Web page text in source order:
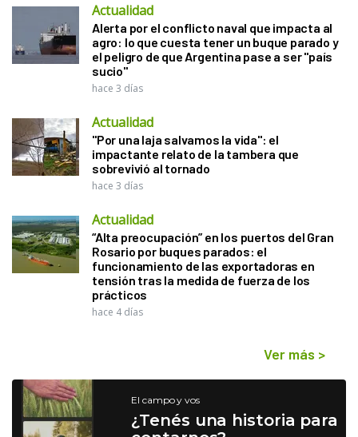
Actualidad
Alerta por el conflicto naval que impacta al
agro: lo que cuesta tener un buque parado y
el peligro de que Argentina pase a ser "país
sucio"
hace 3 días
Actualidad
"Por una laja salvamos la vida": el
impactante relato de la tambera que
sobrevivió al tornado
hace 3 días
Actualidad
“Alta preocupación” en los puertos del Gran
Rosario por buques parados: el
funcionamiento de las exportadoras en
tensión tras la medida de fuerza de los
prácticos
hace 4 días
Ver más >
El campo y vos
¿Tenés una historia para